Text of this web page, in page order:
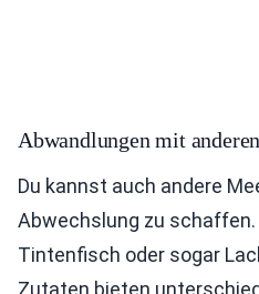
Abwandlungen mit
Du kannst auch andere
Abwechslung zu
Tintenfisch oder sogar